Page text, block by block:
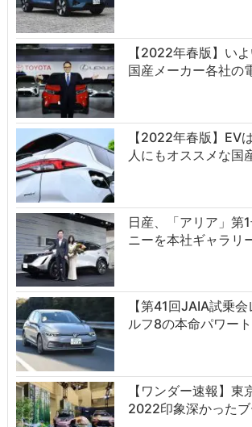
【2022年春版】い
国産メーカー各社の
【2022年春版】EV
人にもオススメな国
日産、「アリア」第
ニーを本社ギャラリ
【第41回JAIA試乗
ルフ8の本命パワー
【ワンダー速報】東
2022印象深かったブ